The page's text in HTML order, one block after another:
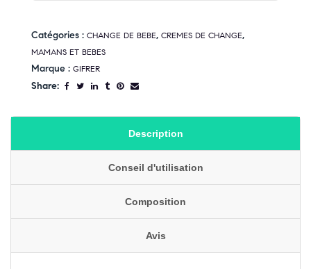
Catégories : CHANGE DE BEBE, CREMES DE CHANGE,
MAMANS ET BEBES
Marque : GIFRER
Share:
Description
Conseil d'utilisation
Composition
Avis